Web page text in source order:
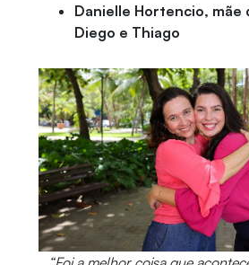
Danielle Hortencio, mãe
Diego e Thiago